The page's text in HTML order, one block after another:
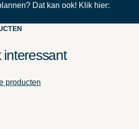
Dat kan ook! Klik hier:
interessant
producten